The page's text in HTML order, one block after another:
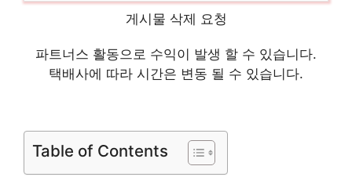
인기 상품 추천 제품 2023
머렐모아브 일상에 빛을 더하는 최고의 아이
템 인기 상품 추천 제품 2023
게시물 삭제 요청
파트너스 활동으로 수익이 발생 할 수 있습니다.
택배사에 따라 시간은 변동 될 수 있습니다.
Table of Contents